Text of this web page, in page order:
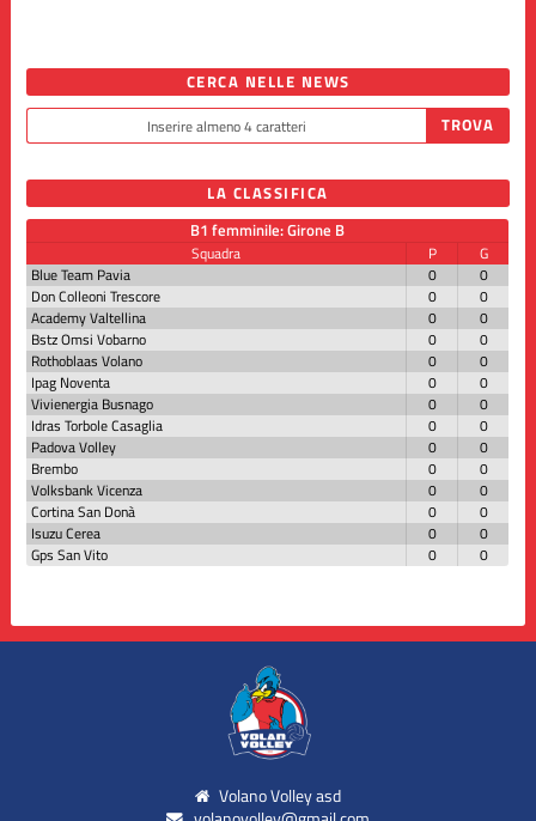
CERCA NELLE NEWS
LA CLASSIFICA
B1 femminile: Girone B
Squadra P
G
Blue Team Pavia
0
0
Don Colleoni Trescore
0
0
Academy Valtellina
0
0
Bstz Omsi Vobarno
0
0
Rothoblaas Volano
0
0
Ipag Noventa
0
0
Vivienergia Busnago
0
0
Idras Torbole Casaglia
0
0
Padova Volley
0
0
Brembo
0
0
Volksbank Vicenza
0
0
Cortina San Donà
0
0
Isuzu Cerea
0
0
Gps San Vito
0 0
Volano Volley asd